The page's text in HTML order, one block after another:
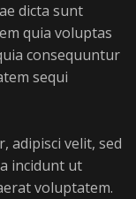
dicta sunt
quia voluptas
consequuntur
sequi
adipisci velit, sed
incidunt ut
voluptatem.